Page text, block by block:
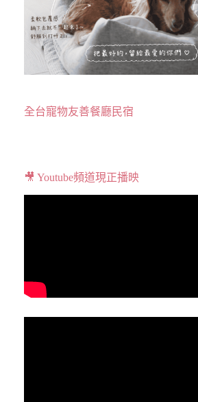
全台寵物友善餐廳民宿
🎥 Youtube頻道現正播映